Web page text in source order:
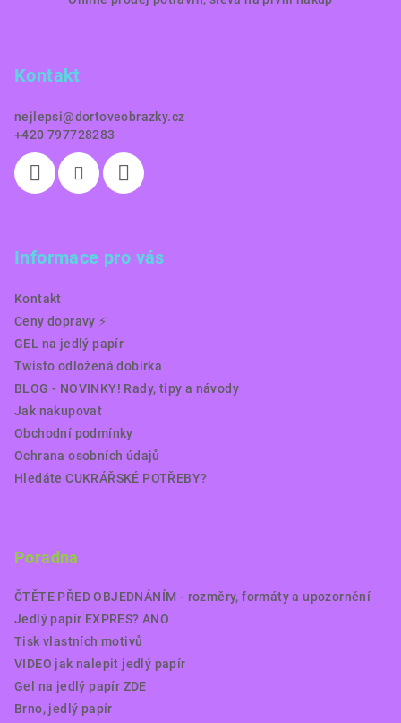
Kontakt
nejlepsi@dortoveobrazky.cz
+420 797728283
Informace pro vás
Kontakt
Ceny dopravy ⚡️
GEL na jedlý papír
Twisto odložená dobírka
BLOG - NOVINKY! Rady, tipy a návody
Jak nakupovat
Obchodní podmínky
Ochrana osobních údajů
Hledáte CUKRÁŘSKÉ POTŘEBY?
Poradna
ČTĚTE PŘED OBJEDNÁNÍM - rozměry, formáty a upozornění
Jedlý papír EXPRES? ANO
Tisk vlastních motivů
VIDEO jak nalepit jedlý papír
Gel na jedlý papír ZDE
Brno, jedlý papír